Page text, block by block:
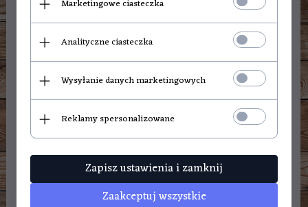
114,00PLN
Gozdawa - Baltic Porter
Marketingowe ciasteczka
Analityczne ciasteczka
Wysyłanie danych marketingowych
Reklamy spersonalizowane
Zapisz ustawienia i zamknij
Zaakceptuj wszystkie